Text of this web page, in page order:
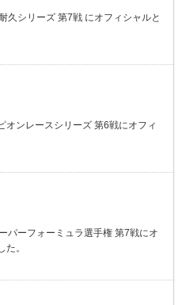
シリーズ 第7戦 にオフィシャルと
ンレースシリーズ 第6戦にオフィ
ーフォーミュラ選手権 第7戦にオ
。